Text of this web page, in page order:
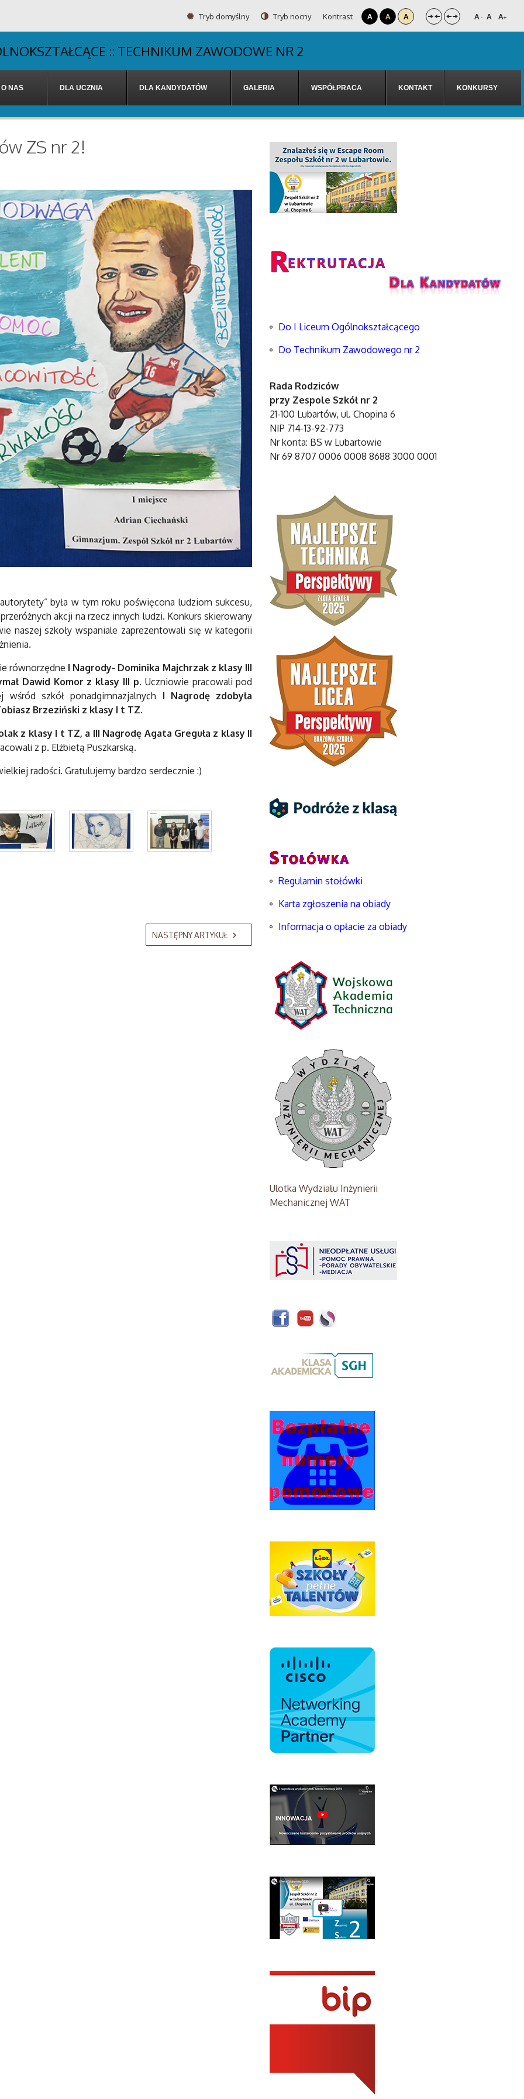
Tryb domyślny Tryb nocny Kontrast A A A A- A A+
:: TECHNIKUM ZAWODOWE NR 2
O NAS DLA UCZNIA DLA KANDYDATÓW GALERIA WSPÓŁPRACA KONTAKT KONKURSY
ZS nr 2!
była w tym roku poświęcona ludziom sukcesu,
akcji na rzecz innych ludzi. Konkurs skierowany
naszej szkoły wspaniale zaprezentowali się w kategorii
równorzędne I Nagrody- Dominika Majchrzak z klasy III
Dawid Komor z klasy III p. Uczniowie pracowali pod
szkół ponadgimnazjalnych I Nagrodę zdobyła
Brzeziński z klasy I t TZ.
z klasy I t TZ, a III Nagrodę Agata Greguła z klasy II
z p. Elżbietą Puszkarską.
radości. Gratulujemy bardzo serdecznie :)
NASTĘPNY ARTYKUŁ
Do I Liceum Ogólnokształcącego
Do Technikum Zawodowego nr 2
Rada Rodziców
przy Zespole Szkół nr 2
21-100 Lubartów, ul. Chopina 6
NIP 714-13-92-773
Nr konta: BS w Lubartowie
Nr 69 8707 0006 0008 8688 3000 0001
Regulamin stołówki
Karta zgłoszenia na obiady
Informacja o opłacie za obiady
Ulotka Wydziału Inżynierii
Mechanicznej WAT